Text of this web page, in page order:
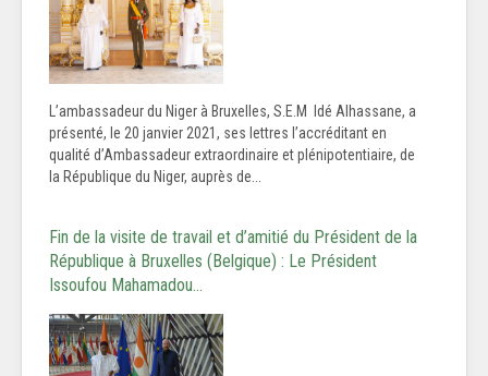
L’ambassadeur du Niger à Bruxelles, S.E.M Idé Alhassane, a
présenté, le 20 janvier 2021, ses lettres l’accréditant en
qualité d’Ambassadeur extraordinaire et plénipotentiaire, de
la République du Niger, auprès de...
Fin de la visite de travail et d’amitié du Président de la
République à Bruxelles (Belgique) : Le Président
Issoufou Mahamadou…